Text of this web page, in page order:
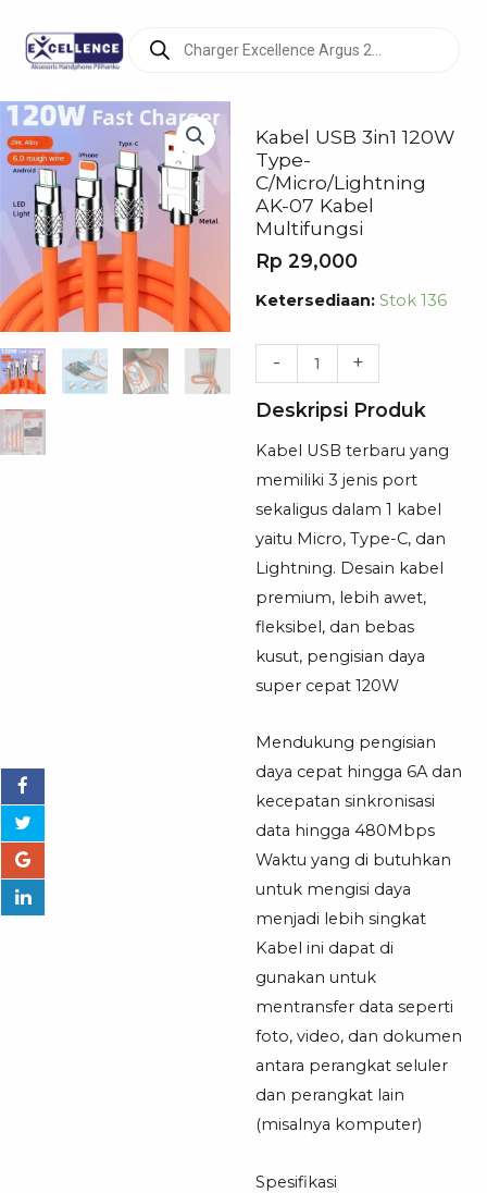
search
Kabel USB 3in1 120W
Type-
C/Micro/Lightning
AK-07 Kabel
Multifungsi
Rp 29,000
Ketersediaan: Stok 136
-
Kuantitas
USB
3in1
120W
Type-
C/Micro/Lightning
AK-
07
Kabel
Multifungsi
+
Deskripsi Produk
Kabel USB terbaru yang
memiliki 3 jenis port
sekaligus dalam 1 kabel
yaitu Micro, Type-C, dan
Lightning. Desain kabel
premium, lebih awet,
fleksibel, dan bebas
kusut, pengisian daya
super cepat 120W
Mendukung pengisian
daya cepat hingga 6A dan
kecepatan sinkronisasi
data hingga 480Mbps
Waktu yang di butuhkan
untuk mengisi daya
menjadi lebih singkat
Kabel ini dapat di
gunakan untuk
mentransfer data seperti
foto, video, dan dokumen
antara perangkat seluler
dan perangkat lain
(misalnya komputer)
Spesifikasi